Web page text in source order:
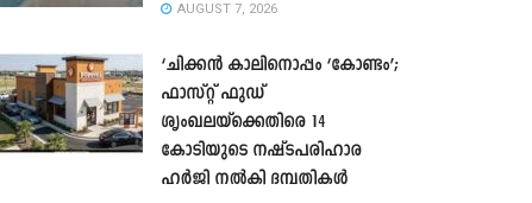
AUGUST 7, 2026
‘ചിക്കൻ കാലിനൊപ്പം ‘കോണ്ടം’;
ഫാസ്റ്റ് ഫുഡ്
ശൃംഖലയ്ക്കെതിരെ 14
കോടിയുടെ നഷ്ടപരിഹാര
ഹർജി നൽകി ദമ്പതികൾ